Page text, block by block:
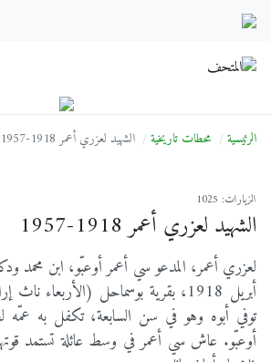
الرئيسية محطات تاريخية الشهيد لعزري أعمر 1918-1957
الزيارات: 1025
الشهيد لعزري أعمر 1918-1957
أبريل 1918، بقرية بوسماحل (الأربعاء
توفي أبوه وهو في سن السابعة، تكفل به عمّه
أوعبّو. عاش سي أعمر في وسط عائلة تستمد